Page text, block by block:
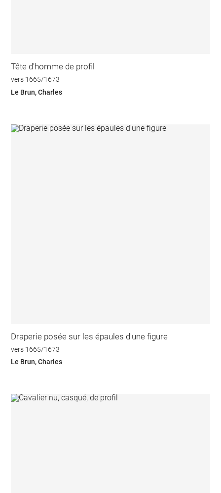
Tête d'homme de profil
vers 1665/1673
Le Brun, Charles
Draperie posée sur les épaules d'une figure
vers 1665/1673
Le Brun, Charles